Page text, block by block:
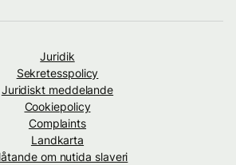
Juridik
Sekretesspolicy
Juridiskt meddelande
Cookiepolicy
Complaints
Landkarta
om nutida slaveri